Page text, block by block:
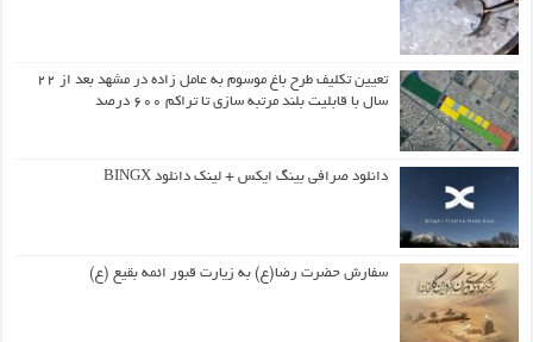
تعیین تکلیف طرح باغ موسوم به عامل زاده در مشهد بعد از ۲۲
سال با قابلیت بلند مرتبه سازی تا تراکم ۶۰۰ درصد
دانلود صرافی بینگ ایکس + لینک دانلود BINGX
سفارش حضرت رضا(ع) به زیارت قبور ائمه بقیع (ع)